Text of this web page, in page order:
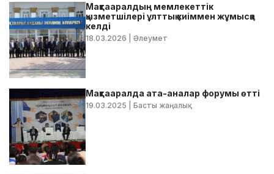
Мақтааралдың мемлекеттік
қызметшілері ұлттық киіммен жұмысқа
келді
18.03.2026 | Әлеумет
Мақтааралда ата-аналар форумы өтті
19.03.2025 | Басты жаңалық